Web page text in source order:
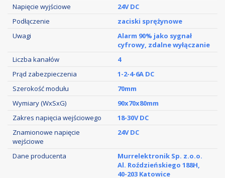
Napięcie wyjściowe
24V DC
Podłączenie
zaciski sprężynowe
Uwagi
Alarm 90% jako sygnał
cyfrowy, zdalne wyłączanie
Liczba kanałów
4
Prąd zabezpieczenia
1-2-4-6A DC
Szerokość modułu
70mm
Wymiary (WxSxG)
90x70x80mm
Zakres napięcia wejściowego
18-30V DC
Znamionowe napięcie
wejściowe
24V DC
Dane producenta
Murrelektronik Sp. z.o.o.
Al. Roździeńskiego 188H,
40-203 Katowice